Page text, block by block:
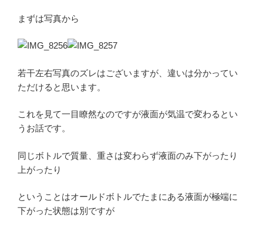
まずは写真から
若干左右写真のズレはございますが、違いは分かってい
ただけると思います。
これを見て一目瞭然なのですが液面が気温で変わるとい
うお話です。
同じボトルで質量、重さは変わらず液面のみ下がったり
上がったり
ということはオールドボトルでたまにある液面が極端に
下がった状態は別ですが